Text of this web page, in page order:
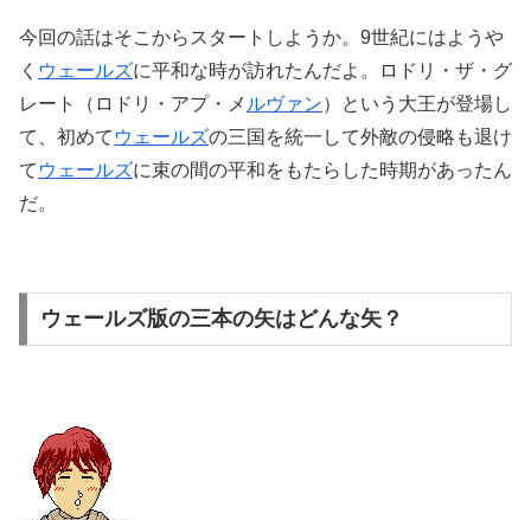
今回の話はそこからスタートしようか。9世紀にはようや
く ウェールズに平和な時が訪れたんだよ。ロドリ・ザ・グ
レート（ロドリ・アプ・メ ルヴァン）という大王が登場し
て、初めて ウェールズの三国を統一して外敵の侵略も退け
て ウェールズに束の間の平和をもたらした時期があったん
だ。
ウェールズ版の三本の矢はどんな矢？